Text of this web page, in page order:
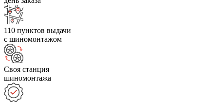
110 пунктов выдачи
с шиномонтажом
Своя станция
шиномонтажа